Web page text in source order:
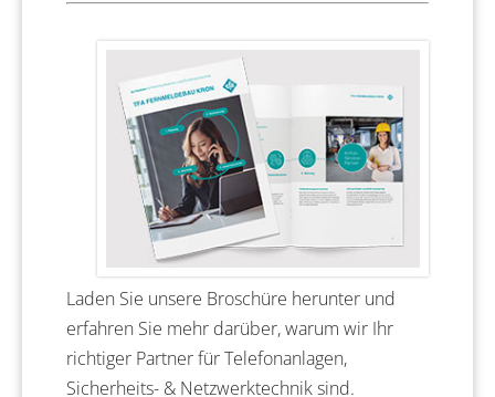
Laden Sie unsere Broschüre herunter und
erfahren Sie mehr darüber, warum wir Ihr
richtiger Partner für Telefonanlagen,
Sicherheits- & Netzwerktechnik sind.